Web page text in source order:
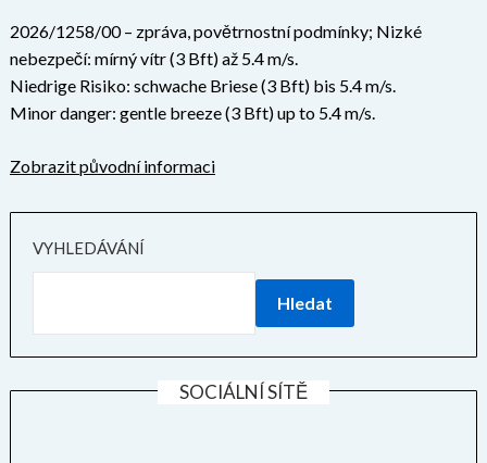
2026/1258/00 – zpráva, povětrnostní podmínky; Nizké
nebezpečí: mírný vítr (3 Bft) až 5.4 m/s.
Niedrige Risiko: schwache Briese (3 Bft) bis 5.4 m/s.
Minor danger: gentle breeze (3 Bft) up to 5.4 m/s.
Zobrazit původní informaci
VYHLEDÁVÁNÍ
Hledat
SOCIÁLNÍ SÍTĚ